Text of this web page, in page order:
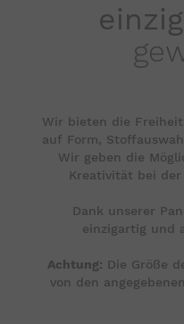
Wir bieten die
auf Form,
Wir geben die
Kreativität bei
Dank unserer
einzigartig und
Achtung: Die Größe
von den